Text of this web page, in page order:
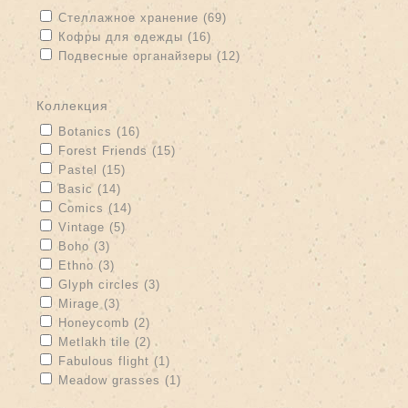
Apply Стеллажное хранение filter
Стеллажное хранение (69) Apply Стеллажное хранение
Apply Кофры для одежды filter
Кофры для одежды (16) Apply Кофры для одежды filter
Apply Подвесные органайзеры filter
Подвесные органайзеры (12)
Apply Подвесные органайзеры filter
коллекция
Apply Botanics filter
Botanics (16) Apply Botanics filter
Apply Forest Friends filter
Forest Friends (15)
Apply Pastel filter
Pastel (15)
Apply Basic filter
Basic (14) Apply Basic filter
Apply Comics filter
Comics (14) Apply Comics filter
Apply Vintage filter
Vintage (5) Apply Vintage filter
Apply Boho filter
Boho (3)
Apply Ethno filter
Ethno (3) Apply Ethno filter
Apply Glyph circles filter
Glyph circles (3) Apply Glyph circles filter
Apply Mirage filter
Mirage (3)
Apply Honeycomb filter
Honeycomb (2) Apply Honeycomb filter
Apply Metlakh tile filter
Metlakh tile (2) Apply Metlakh tile filter
Apply Fabulous flight filter
Fabulous flight (1) Apply Fabulous flight filter
Apply Meadow grasses filter
Meadow grasses (1) Apply Meadow grasses filter